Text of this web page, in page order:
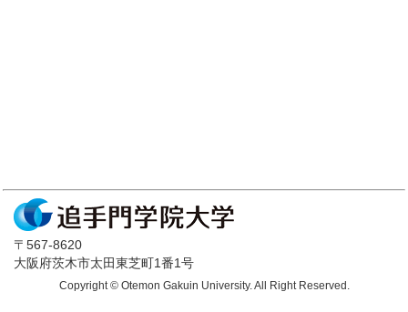
〒567-8620
大阪府茨木市太田東芝町1番1号
Copyright © Otemon Gakuin University. All Right Reserved.